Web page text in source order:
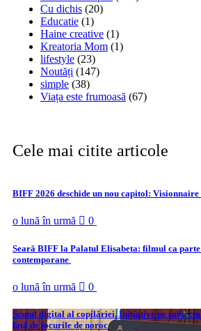
Cu dichis (20)
Educatie (1)
Haine creative (1)
Kreatoria Mom (1)
lifestyle (23)
Noutăți (147)
simple (38)
Viața este frumoasă (67)
Cele mai citite articole
BIFF 2026 deschide un nou capitol: Visionnaire
o lună în urmă 0
Seară BIFF la Palatul Elisabeta: filmul ca
contemporane
o lună în urmă 0
Scutul digital al copilăriei. Inițiative pe
față de jocurile de noroc